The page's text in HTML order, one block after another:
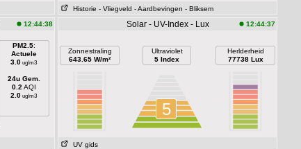
Historie - Vliegveld - Aardbevingen - Bliksem
12:44:38
PM2.5:
Actuele
3.0 ug/m3
24u Gem.
0.2 AQI
2.0 ug/m3
Solar - UV-Index - Lux 12:44:37
Zonnestraling
643.65 W/m²
Ultraviolet
5 Index
5
Herlderheid
77738 Lux
UV gids